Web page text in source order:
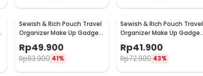
Sewish & Rich Pouch Travel
Organizer Make Up Gadget
Rp49.900
Rp83.900 41%
Sewish & Rich Pouch Travel
Organizer Make Up Gadget
Rp41.900
Rp72.900 43%